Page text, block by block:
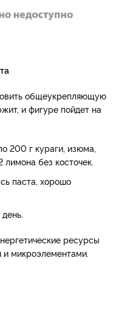
общеукрепляющую
и фигуре пойдет на
200 г кураги, изюма,
лимона без косточек.
паста, хорошо
ресурсы
микроэлементами.